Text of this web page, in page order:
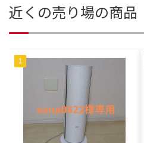
近くの売り場の商品